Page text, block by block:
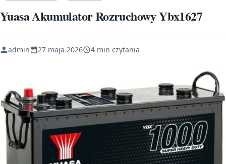
Yuasa Akumulator Rozruchowy Ybx1627
admin 27 maja 2026 4 min czytania